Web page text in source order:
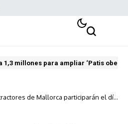
1,3 millones para ampliar ‘Patis
de Mallorca participarán el día